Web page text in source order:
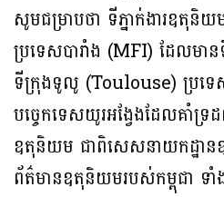
សូមជម្រាបថា ទីភ្នាក់ងារឧតុនិយ
ប្រទេសបារាំង (MFI) ដែលមា
ទីក្រុងទូលូ (Toulouse) ប្រទេ
បច្ចេកទេសយូរអង្វែងដែលគាំ
ឧតុនិយម ជាពិសេសនាយកដ្ឋាន
ព័ត៌មានឧតុនិយមរបស់កម្ពុជា ទាំ